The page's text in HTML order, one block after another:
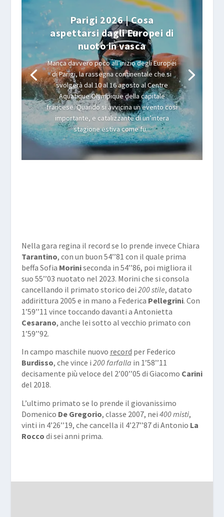
Parigi 2026 | Cosa
aspettarsi dagli Europei di
nuoto in vasca
Manca davvero poco all’inizio degli Europei
di Parigi, la rassegna continentale che si
svolgerà dal 10 al 16 agosto al Centre
Aquatique Olympique della capitale
francese. Quando si avvicina un evento così
importante, e catalizzante di un’intera
stagione estiva come fu...
Nella gara regina il record se lo prende invece Chiara
Tarantino, con un buon 54’’81 con il quale prima
beffa Sofia Moriniseconda in 54’’86, poi migliora il
suo 55’’03 nuotato nel 2023. Morini che si consola
cancellando il primato storico dei 200 stile, datato
addirittura 2005 e in mano a Federica Pellegrini. Con
1’59’’11 vince toccando davanti a Antonietta
Cesarano, anche lei sotto al vecchio primato con
1’59’’92.
In campo maschile nuovo record per Federico
Burdisso, che vince i 200 farfalla in 1’58’’11
decisamente più veloce del 2’00’’05 di Giacomo Carini
del 2018.
L’ultimo primato se lo prende il giovanissimo
Domenico De Gregorio, classe 2007, nei 400 misti,
vinti in 4’26’’19, che cancella il 4’27’’87 di Antonio La
Rocco di sei anni prima.